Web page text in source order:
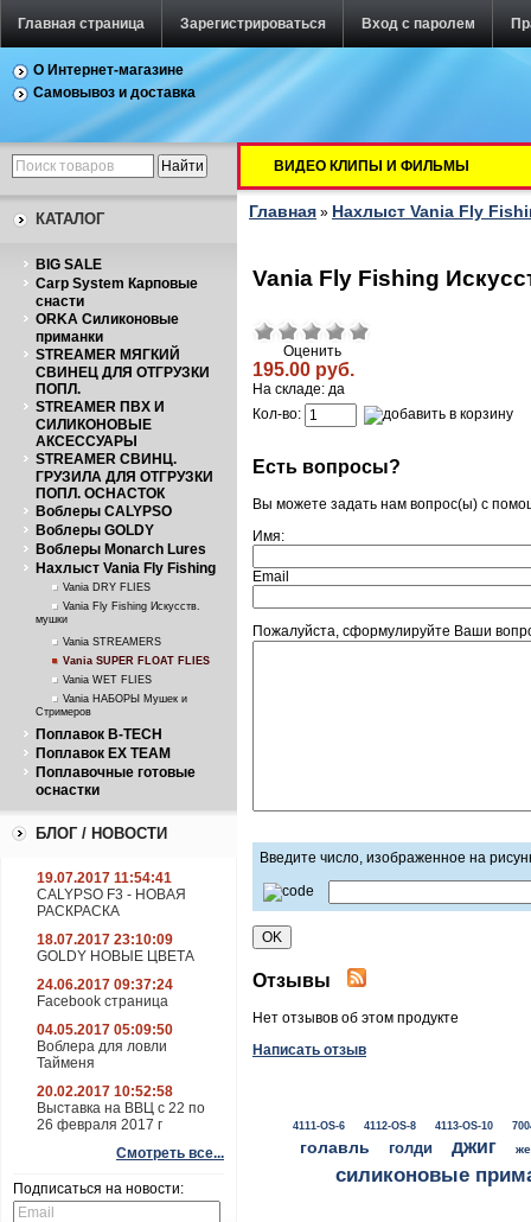
Главная страница Зарегистрироваться Вход с паролем
О Интернет-магазине
Самовывоз и доставка
КАТАЛОГ
BIG SALE
Carp System Карповые
снасти
ORKA Силиконовые
приманки
STREAMER МЯГКИЙ
СВИНЕЦ ДЛЯ ОТГРУЗКИ
ПОПЛ.
STREAMER ПВХ И
СИЛИКОНОВЫЕ
АКСЕССУАРЫ
STREAMER СВИНЦ.
ГРУЗИЛА ДЛЯ ОТГРУЗКИ
ПОПЛ. ОСНАСТОК
Воблеры CALYPSO
Воблеры GOLDY
Воблеры Monarch Lures
Нахлыст Vania Fly Fishing
Vania DRY FLIES
Vania Fly Fishing Искусств.
мушки
Vania STREAMERS
Vania SUPER FLOAT FLIES
Vania WET FLIES
Vania НАБОРЫ Мушек и
Стримеров
Поплавок B-TECH
Поплавок EX TEAM
Поплавочные готовые
оснастки
БЛОГ / НОВОСТИ
19.07.2017 11:54:41
CALYPSO F3 - НОВАЯ
РАСКРАСКА
18.07.2017 23:10:09
GOLDY НОВЫЕ ЦВЕТА
24.06.2017 09:37:24
Facebook страница
04.05.2017 05:09:50
Воблера для ловли
Тайменя
20.02.2017 10:52:58
Выставка на ВВЦ с 22 по
26 февраля 2017 г
Смотреть все...
Подписаться на новости:
ВИДЕО КЛИПЫ И ФИЛЬМЫ
Главная » Нахлыст Vania Fly
Vania Fly Fishing
Оценить
195.00 руб.
На складе: да
Кол-во:
Есть вопросы?
Вы можете задать нам вопрос(ы) с
Имя:
Email
Пожалуйста, сформулируйте Ваши
Введите число, изображенное на
Отзывы
Нет отзывов об этом продукте
Написать отзыв
4111-OS-6 4112-OS-8 4113-OS-10
голавль голди джиг
силиконовые